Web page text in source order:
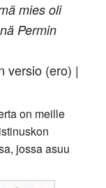
mies oli
Permin
versio (ero) |
on meille
jossa asuu